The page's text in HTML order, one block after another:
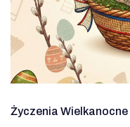
Życzenia Wielkanocne